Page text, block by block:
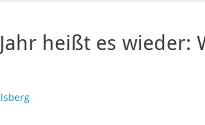
heißt es wieder: